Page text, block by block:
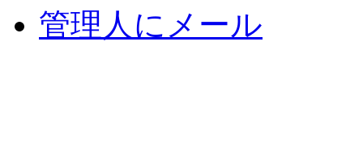
管理人にメール